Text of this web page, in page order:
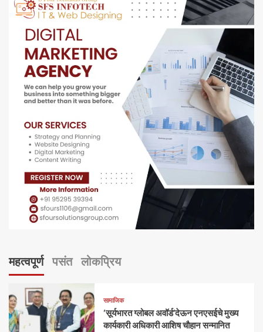
महत्वपूर्ण पसंत लोकप्रिय
सामाजिक
‘सूर्यभारत ग्लोबल अवॉर्ड’देऊन एनएसईचे मुख्य
कार्यकारी अधिकारी आशिष चौहान सन्मानित